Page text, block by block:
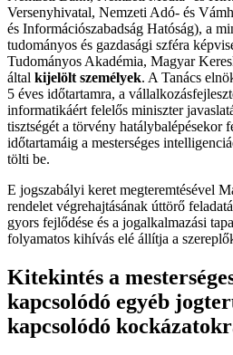
Versenyhivatal, Nemzeti Adó- és
és Információszabadság Hatóság), a
tudományos és gazdasági szféra
Tudományos Akadémia, Magyar
által kijelölt személyek. A Tanács
5 éves időtartamra, a
informatikáért felelős miniszter
tisztségét a törvény hatálybalépésekor
időtartamáig a mesterséges
tölti be.
E jogszabályi keret megteremtésével
rendelet végrehajtásának úttörő
gyors fejlődése és a jogalkalmazási
folyamatos kihívás elé állítja a
Kitekintés a
kapcsolódó egyéb
kapcsolódó